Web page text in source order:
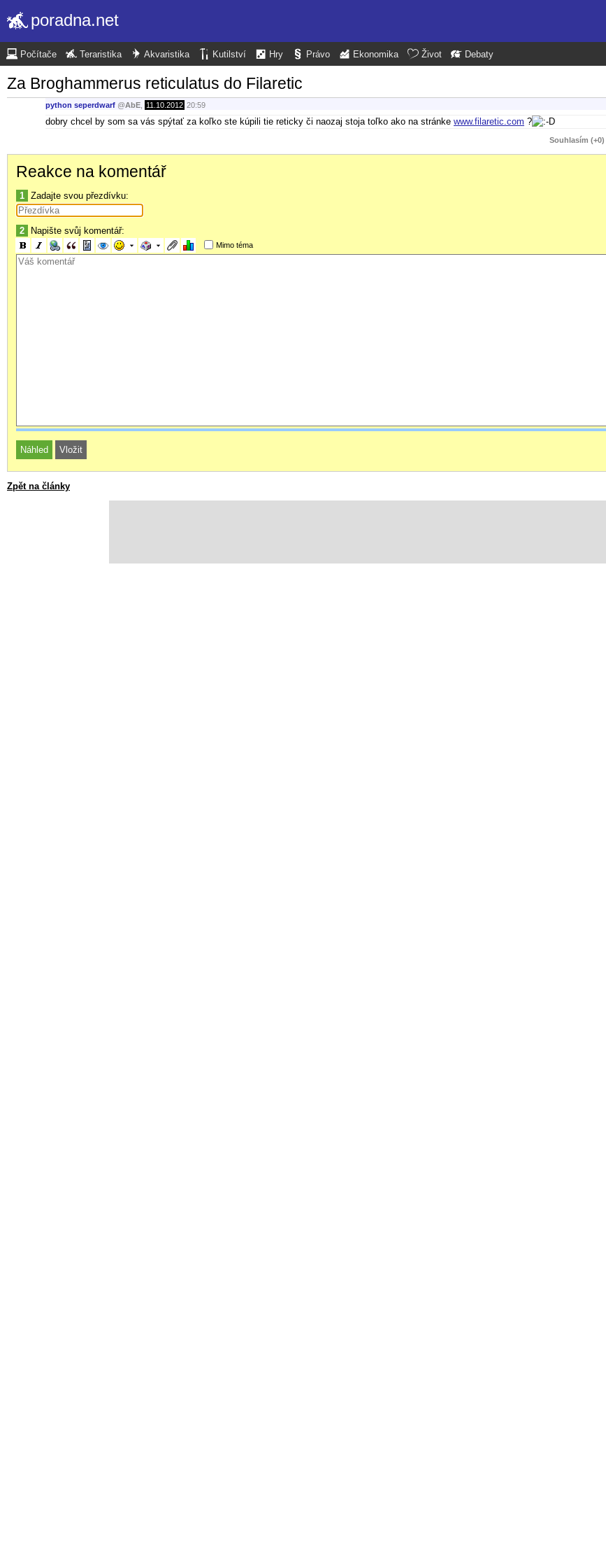
poradna.net
Počítače Teraristika Akvaristika Kutilství Hry Právo Ekonomika Život Debaty
Za Broghammerus reticulatus do Filaretic
python seperdwarf @AbE 11.10.2012 20:59
dobry chcel by som sa vás spýtať za koľko ste kúpili tie reticky či naozaj stoja toľko ako na stránke www.filaretic.com ?
Souhlasím (+0)
Reakce na komentář
1 Zadajte svou přezdívku:
2 Napište svůj komentář:
Mimo téma
Zpět na články